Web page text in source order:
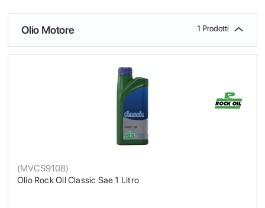
Olio Motore 1 Prodotti
Olio Rock Oil Classic Sae 1 Litro
(MVCS9108)